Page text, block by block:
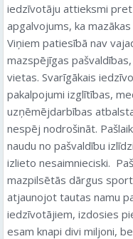
iedzīvotāju attieksmi
apgalvojums, ka
Viņiem patiesībā nav
mazspējīgas
vietas. Svarīgākais
pakalpojumi izglītības,
uzņēmējdarbības
nespēj nodrošināt.
naudu no pašvaldību
izlieto nesaimnieciski.
mazpilsētās dārgus
atjaunojot tautas namu
iedzīvotājiem, izdosies
esam knapi divi miljoni,